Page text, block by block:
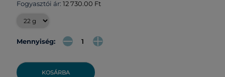
Fogyasztói ár: 12 730.00 Ft
Mennyiség:
KOSÁRBA